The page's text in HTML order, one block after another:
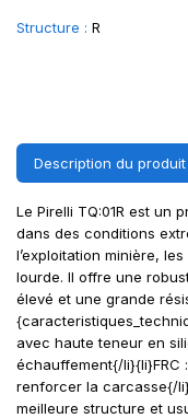
Structure : R
Description du produit
Le Pirelli TQ:01R est un
dans des conditions
l’exploitation minière,
lourde. Il offre une
élevé et une grande
avec haute teneur en
échauffement{/
renforcer la carcasse{/
meilleure structure et